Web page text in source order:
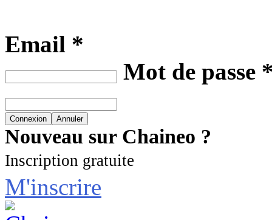
Email *
Mot de passe
Nouveau sur Chaineo ?
Inscription gratuite
M'inscrire